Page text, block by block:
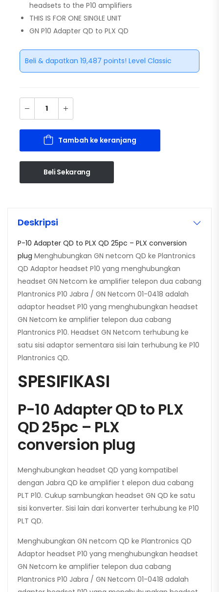
headsets to the P10 amplifiers
THIS IS FOR ONE SINGLE UNIT
GN P10 Adapter QD to PLX QD
Beli & dapatkan 19,487 points! Level Classic
Tambah ke keranjang
Beli Sekarang
Deskripsi
P-10 Adapter QD to PLX QD 25pc – PLX conversion
plug Menghubungkan GN netcom QD ke Plantronics
QD Adaptor headset P10 yang menghubungkan
headset GN Netcom ke amplifier telepon dua cabang
Plantronics P10 Jabra / GN Netcom 01-0418 adalah
adaptor headset P10 yang menghubungkan headset
GN Netcom ke amplifier telepon dua cabang
Plantronics P10. Headset GN Netcom terhubung ke
satu sisi adaptor sementara sisi lain terhubung ke P10
Plantronics QD.
SPESIFIKASI
P-10 Adapter QD to PLX
QD 25pc – PLX
conversion plug
Menghubungkan headset QD yang kompatibel
dengan Jabra QD ke amplifier t elepon dua cabang
PLT P10. Cukup sambungkan headset GN QD ke satu
sisi konverter. Sisi lain dari konverter terhubung ke P10
PLT QD.
Menghubungkan GN netcom QD ke Plantronics QD
Adaptor headset P10 yang menghubungkan headset
GN Netcom ke amplifier telepon dua cabang
Plantronics P10 Jabra / GN Netcom 01-0418 adalah